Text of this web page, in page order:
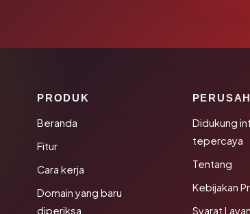
PRODUK
Beranda
Fitur
Cara kerja
Domain yang baru
diperiksa
Didukung
tepercaya
Tentang
Kebijakan
Syarat